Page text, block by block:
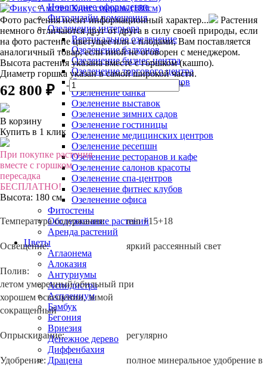
Новогоднее оформление
Фитодизайн помещения
Озеленение интерьера
Вертикальное озеленение
Озеленение балконов
Озеленение бизнес-центра
Озеленение торгового центра
Озеленение квартир и домов
Озеленение банка
Озеленение выставок
Озеленение зимних садов
Озеленение гостиницы
Озеленение медицинских центров
Озеленение ресепшн
Озеленение ресторанов и кафе
Озеленение салонов красоты
Озеленение спа-центров
Озеленение фитнес клубов
Озеленение офиса
Фитостены
Обслуживание растений
Аренда растений
Цветы
Аглаонема
Алоказия
Антуриумы
Аспидистра
Асплениум
Бамбук
Бегония
Вриезия
Денежное дерево
Диффенбахия
Драцена
Фото растения носит информационный характер...
Растения
немного отличаются друг от друга в силу своей природы, если
на фото растение цветущее или с плодами, Вам поставляется
аналогичный товар, если иной не оговорен с менеджером.
Высота растения указана вместе с горшком (кашпо).
Диаметр горшка указан в самой широкой части.
62 800 ₽ - +
В корзину
Купить в 1 клик
При покупке растения
вместе с горшком
пересадка
БЕСПЛАТНО!
Высота: 180 см
Температура содержания: min +15+18
Освещение: яркий рассеянный свет
Полив:
летом умеренный/обильный при
хорошем освещении, зимой
сокращенный
Опрыскивание: регулярно
Удобрение:
полное минеральное удобрение в